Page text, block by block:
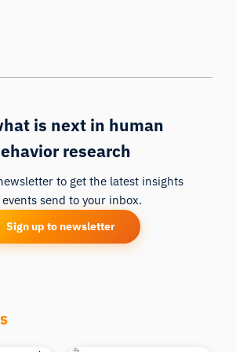
is next in human
research
to get the latest insights
send to your inbox.
Sign up to newsletter